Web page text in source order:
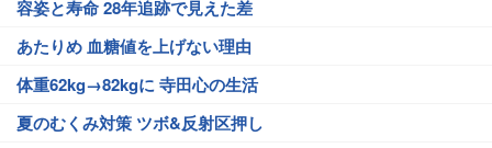
容姿と寿命 28年追跡で見えた差
あたりめ 血糖値を上げない理由
体重62kg→82kgに 寺田心の生活
夏のむくみ対策 ツボ&反射区押し